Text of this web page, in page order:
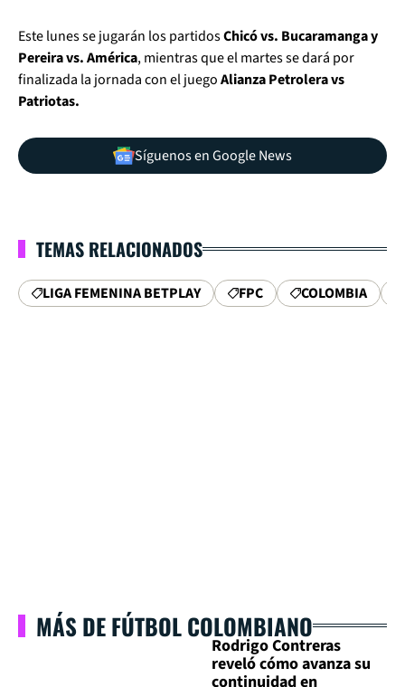
Este lunes se jugarán los partidosChicó vs. Bucaramanga y
Pereira vs. América, mientras que el martes se dará por
finalizada la jornada con el juegoAlianza Petrolera vs
Patriotas.
Síguenos en Google News
TEMAS RELACIONADOS
LIGA FEMENINA BETPLAY FPC COLOMBIA
MÁS DE FÚTBOL COLOMBIANO
Rodrigo Contreras
reveló cómo avanza su
continuidad en